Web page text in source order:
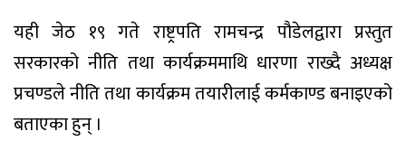
यही जेठ १९ गते राष्ट्रपति रामचन्द्र पौडेलद्वारा प्रस्तुत
सरकारको नीति तथा कार्यक्रममाथि धारणा राख्दै अध्यक्ष
प्रचण्डले नीति तथा कार्यक्रम तयारीलाई कर्मकाण्ड बनाइएको
बताएका हुन् ।